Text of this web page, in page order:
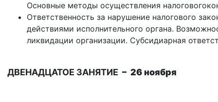
Основные методы осуществления
Ответственность за нарушение налогового
действиями исполнительного органа.
ликвидации организации. Субсидиарная
ДВЕНАДЦАТОЕ ЗАНЯТИЕ – 26 ноября